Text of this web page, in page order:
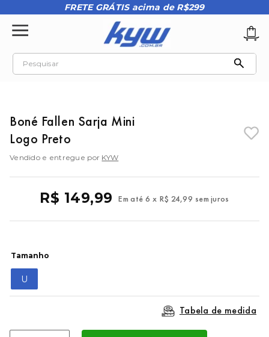
FRETE GRÁTIS acima de R$299
Pesquisar
Boné Fallen Sarja Mini
Logo Preto
Vendido e entregue por KYW
R$ 149,99 Em até 6 x R$ 24,99 sem juros
Tamanho
U
Tabela de medida
2º oakley
3º
kenner
8º regata
9 º